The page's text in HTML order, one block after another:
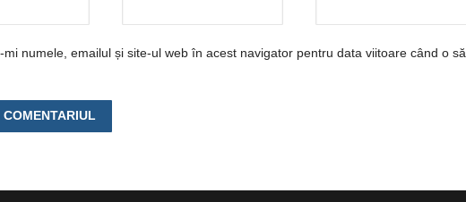
mi numele, emailul și site-ul web în acest navigator pentru data viitoare când o să